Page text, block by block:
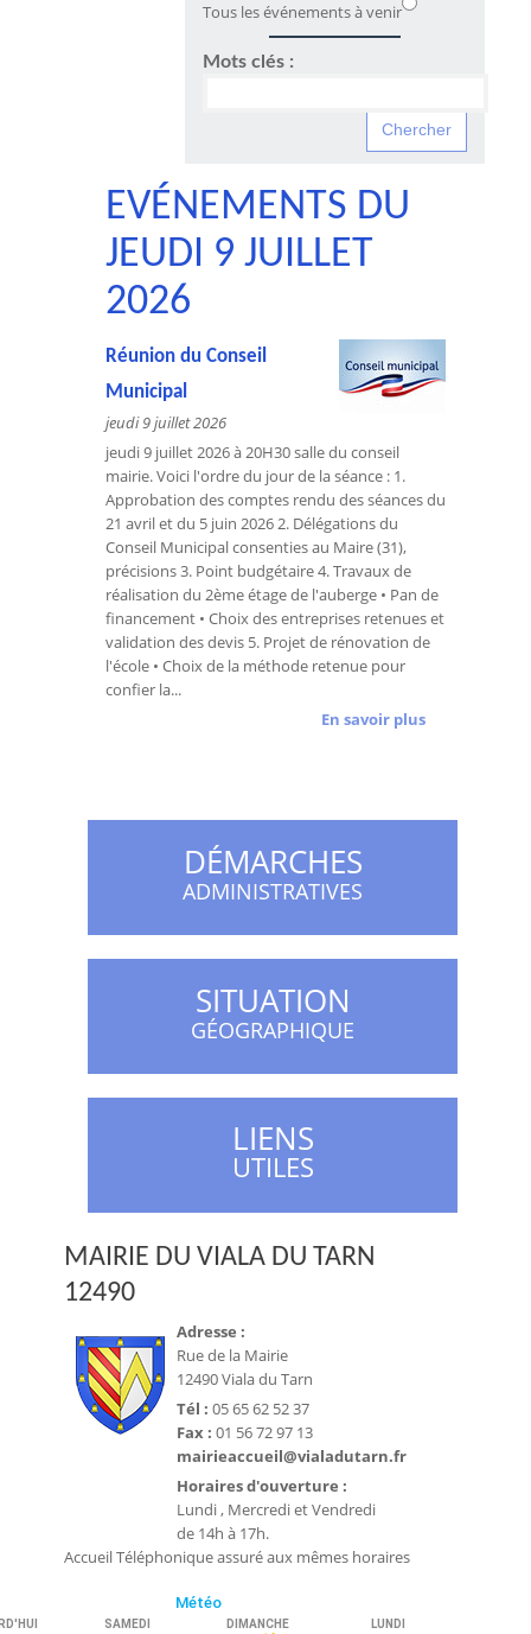
Tous les événements à venir
Mots clés :
EVÉNEMENTS DU
JEUDI 9 JUILLET
2026
Réunion du Conseil
Municipal
jeudi 9 juillet 2026
jeudi 9 juillet 2026 à 20H30 salle du conseil
mairie. Voici l'ordre du jour de la séance : 1.
Approbation des comptes rendu des séances du
21 avril et du 5 juin 2026 2. Délégations du
Conseil Municipal consenties au Maire (31),
précisions 3. Point budgétaire 4. Travaux de
réalisation du 2ème étage de l'auberge • Pan de
financement • Choix des entreprises retenues et
validation des devis 5. Projet de rénovation de
l'école • Choix de la méthode retenue pour
confier la...
En savoir plus
DÉMARCHES
ADMINISTRATIVES
SITUATION
GÉOGRAPHIQUE
LIENS
UTILES
MAIRIE DU VIALA DU TARN
12490
Adresse :
Rue de la Mairie
12490 Viala du Tarn
Tél : 05 65 62 52 37
Fax : 01 56 72 97 13
mairieaccueil@vialadutarn.fr
Horaires d'ouverture :
Lundi , Mercredi et Vendredi
de 14h à 17h.
Accueil Téléphonique assuré aux mêmes horaires